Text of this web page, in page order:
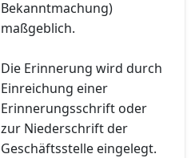
Bekanntmachung)
maßgeblich.
Die Erinnerung wird durch
Einreichung einer
Erinnerungsschrift oder
zur Niederschrift der
Geschäftsstelle eingelegt.